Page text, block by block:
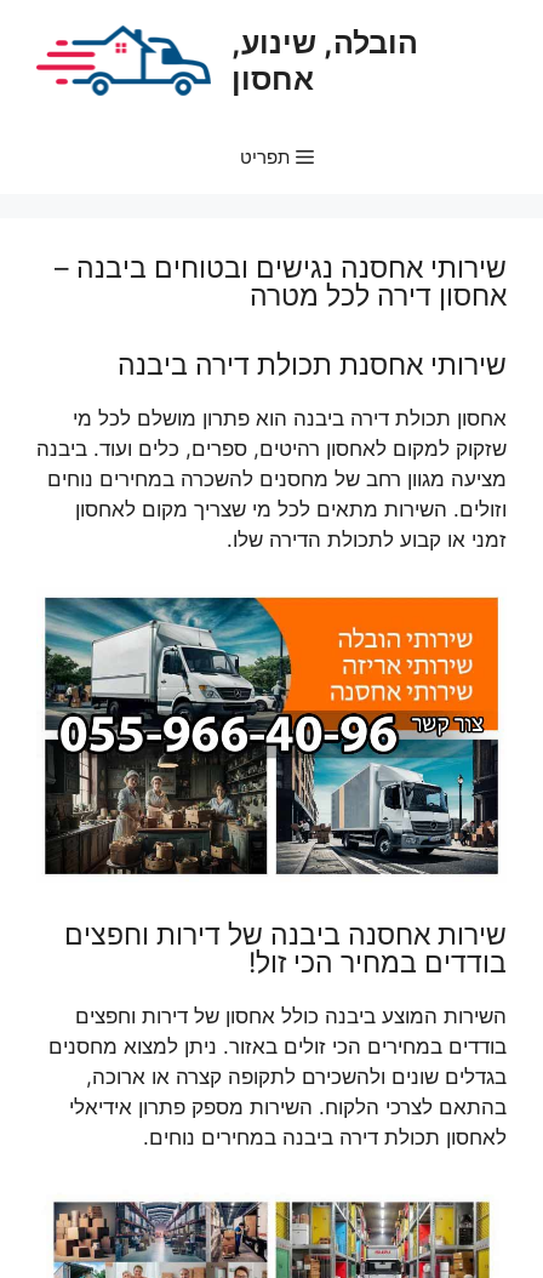
הובלה, שינוע,
אחסון
תפריט
שירותי אחסנה נגישים ובטוחים ביבנה –
אחסון דירה לכל מטרה
שירותי אחסנת תכולת דירה ביבנה
אחסון תכולת דירה ביבנה הוא פתרון מושלם לכל מי
שזקוק למקום לאחסון רהיטים, ספרים, כלים ועוד. ביבנה
מציעה מגוון רחב של מחסנים להשכרה במחירים נוחים
וזולים. השירות מתאים לכל מי שצריך מקום לאחסון
זמני או קבוע לתכולת הדירה שלו.
שירות אחסנה ביבנה של דירות וחפצים
בודדים במחיר הכי זול!
השירות המוצע ביבנה כולל אחסון של דירות וחפצים
בודדים במחירים הכי זולים באזור. ניתן למצוא מחסנים
בגדלים שונים ולהשכירם לתקופה קצרה או ארוכה,
בהתאם לצרכי הלקוח. השירות מספק פתרון אידיאלי
לאחסון תכולת דירה ביבנה במחירים נוחים.